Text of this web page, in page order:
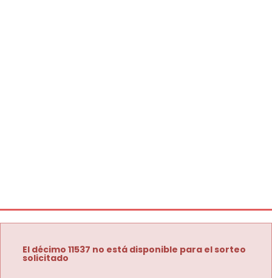
El décimo 11537 no está disponible para el sorteo
solicitado